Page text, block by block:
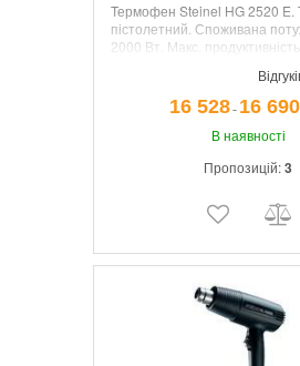
Термофен Steinel HG 2520 E.
пістолетний. Споживана
2000 Вт. Макс. продуктивність
° C. Макс.
° C. Комплектація: кейс.
16 528¯16 690
В наявності
Пропозицій:3